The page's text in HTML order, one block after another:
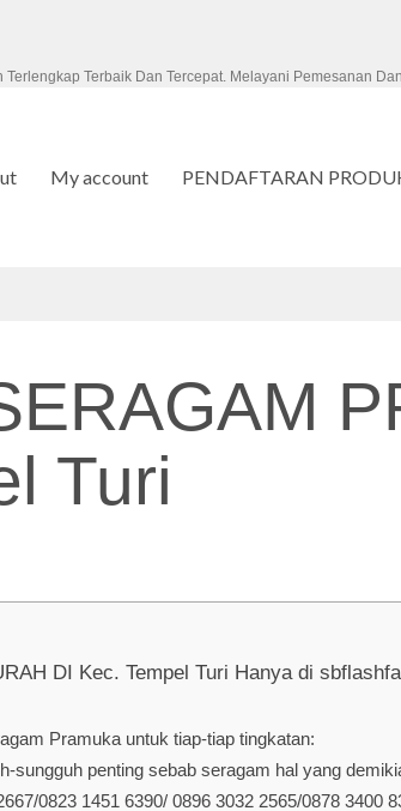
Terbaik Dan Tercepat. Melayani Pemesanan
My account PENDAFTARAN
Turi
DI Kec. Tempel Turi Hanya di
Pramuka untuk tiap-tiap tingkatan:
sungguh penting sebab seragam hal yang
0823 1451 6390/ 0896 3032 2565/0878 3400